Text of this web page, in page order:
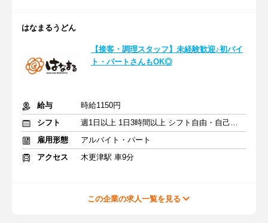
はなまるうどん
【接客・調理スタッフ】未経験歓迎♪初バイ
ト・パートさんもOK◎
給与
時給1150円
シフト
週1日以上 1日3時間以上 シフト自由・自己申告
雇用形態
アルバイト・パート
アクセス
木更津駅 車9分
この企業の求人一覧を見る